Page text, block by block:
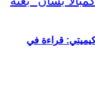
قراءة في